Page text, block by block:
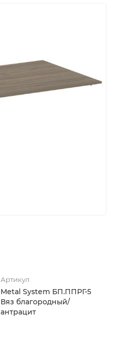
Артикул
Metal System БП.ППРГ-5
Вяз благородный/
антрацит